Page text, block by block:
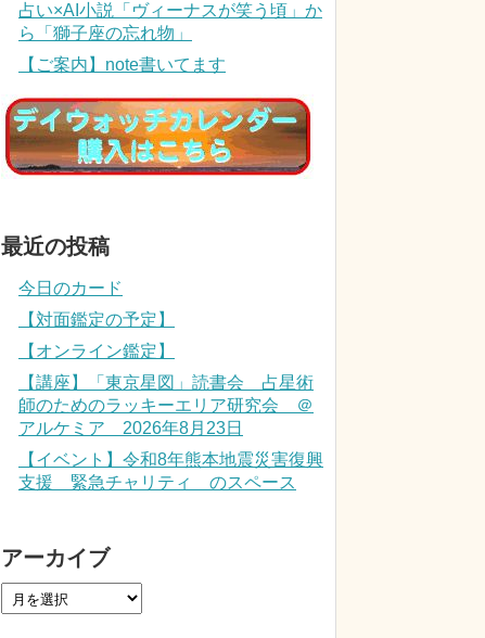
占い×AI小説「ヴィーナスが笑う頃」か
ら「獅子座の忘れ物」
【ご案内】note書いてます
最近の投稿
今日のカード
【対面鑑定の予定】
【オンライン鑑定】
【講座】「東京星図」読書会 占星術
師のためのラッキーエリア研究会 ＠
アルケミア 2026年8月23日
【イベント】令和8年熊本地震災害復興
支援 緊急チャリティ のスペース
アーカイブ